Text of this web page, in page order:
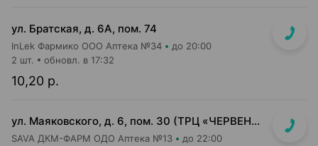
ул. Братская, д. 6А, пом. 74
InLek Фармико ООО Аптека №34 до 20:00
10,20 р.
2 шт. обновл. в 17:32
ул. Маяковского, д. 6, пом. 30 (ТРЦ «ЧЕРВЕНСКИЙ» 1-й подземный этаж, вход напротив м-на Доктор Вет)
SAVA ДКМ-ФАРМ ОДО Аптека №13 до 22:00